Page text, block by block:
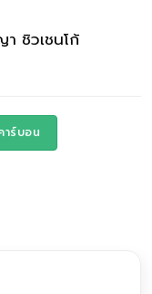
ชิวเชนโก้
าร์บอน